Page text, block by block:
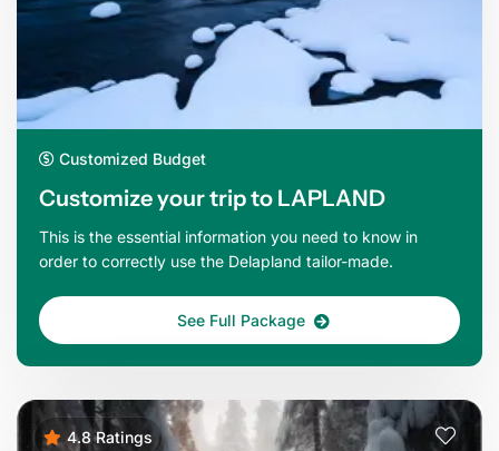
Customized Budget
Customize your trip to LAPLAND
This is the essential information you need to know in
order to correctly use the Delapland tailor-made.
See Full Package
4.8 Ratings